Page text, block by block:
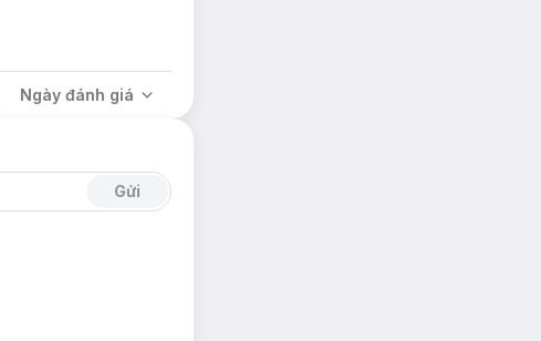
Ngày đánh giá
Gửi